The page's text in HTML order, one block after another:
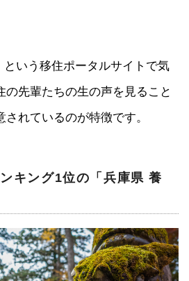
という移住ポータルサイトで気
の先輩たちの生の声を見ること
れているのが特徴です。
キング1位の「兵庫県 養